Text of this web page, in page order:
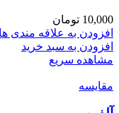
10,000 تومان
افزودن به علاقه مندی ها
افزودن به سبد خرید
مشاهده سریع
مقایسه